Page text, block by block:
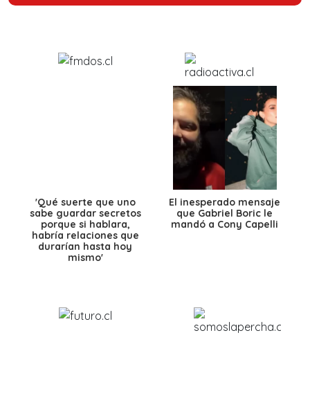
'Qué suerte que uno
sabe guardar secretos
porque si hablara,
habría relaciones que
durarían hasta hoy
mismo'
El inesperado mensaje
que Gabriel Boric le
mandó a Cony Capelli